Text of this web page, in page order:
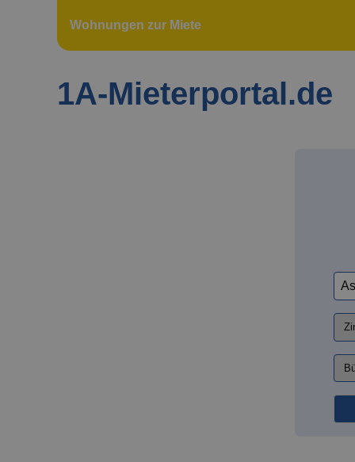
Wohnungen zur Miete
1A-Mieterportal.de